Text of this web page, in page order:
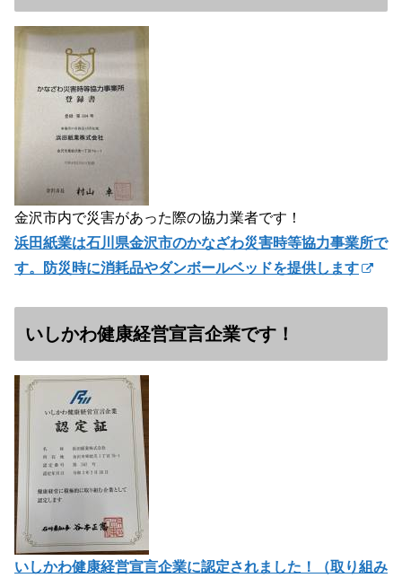
金沢市内で災害があった際の協力業者です！
浜田紙業は石川県金沢市のかなざわ災害時等協力事業所で
す。防災時に消耗品やダンボールベッドを提供します
いしかわ健康経営宣言企業です！
いしかわ健康経営宣言企業に認定されました！（取り組み